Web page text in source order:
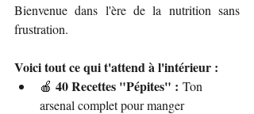
Bienvenue dans l'ère de la nutrition sans
frustration.
Voici tout ce qui t'attend à l'intérieur :
🍎 40 Recettes "Pépites" : Ton
arsenal complet pour manger